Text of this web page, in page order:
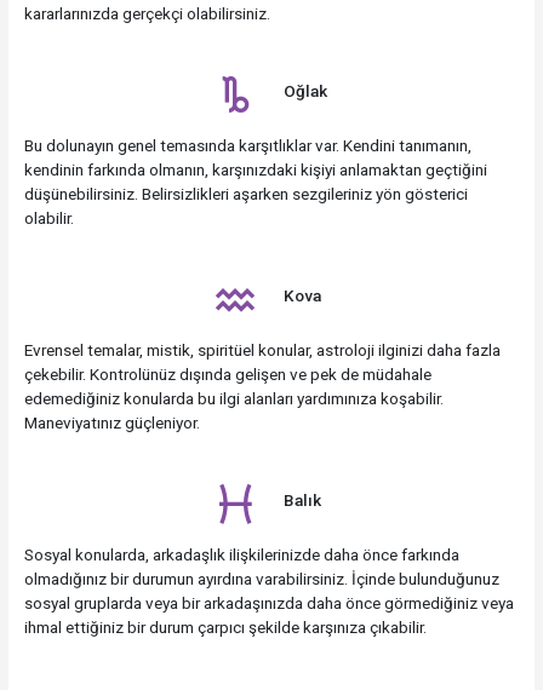
kararlarınızda gerçekçi olabilirsiniz.
Oğlak
Bu dolunayın genel temasında karşıtlıklar var. Kendini tanımanın,
kendinin farkında olmanın, karşınızdaki kişiyi anlamaktan geçtiğini
düşünebilirsiniz. Belirsizlikleri aşarken sezgileriniz yön gösterici
olabilir.
Kova
Evrensel temalar, mistik, spiritüel konular, astroloji ilginizi daha fazla
çekebilir. Kontrolünüz dışında gelişen ve pek de müdahale
edemediğiniz konularda bu ilgi alanları yardımınıza koşabilir.
Maneviyatınız güçleniyor.
Balık
Sosyal konularda, arkadaşlık ilişkilerinizde daha önce farkında
olmadığınız bir durumun ayırdına varabilirsiniz. İçinde bulunduğunuz
sosyal gruplarda veya bir arkadaşınızda daha önce görmediğiniz veya
ihmal ettiğiniz bir durum çarpıcı şekilde karşınıza çıkabilir.